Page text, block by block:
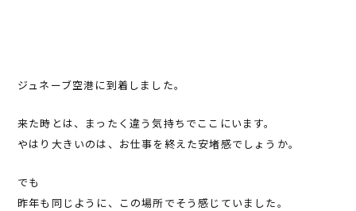
ジュネーブ空港に到着しました。
来た時とは、まったく違う気持ちでここにいます。
やはり大きいのは、お仕事を終えた安堵感でしょうか。
でも――
昨年も同じように、この場所でそう感じていました。